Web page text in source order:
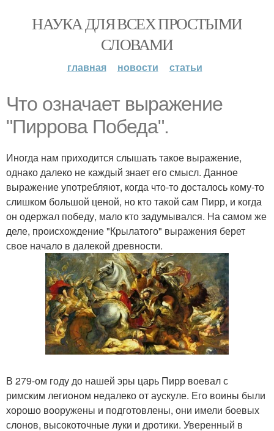
НАУКА ДЛЯ ВСЕХ ПРОСТЫМИ
СЛОВАМИ
главная новости статьи
Что означает выражение
"Пиррова Победа".
Иногда нам приходится слышать такое выражение,
однако далеко не каждый знает его смысл. Данное
выражение употребляют, когда что-то досталось кому-то
слишком большой ценой, но кто такой сам Пирр, и когда
он одержал победу, мало кто задумывался. На самом же
деле, происхождение "Крылатого" выражения берет
свое начало в далекой древности.
В 279-ом году до нашей эры царь Пирр воевал с
римским легионом недалеко от аускуле. Его воины были
хорошо вооружены и подготовлены, они имели боевых
слонов, высокоточные луки и дротики. Уверенный в